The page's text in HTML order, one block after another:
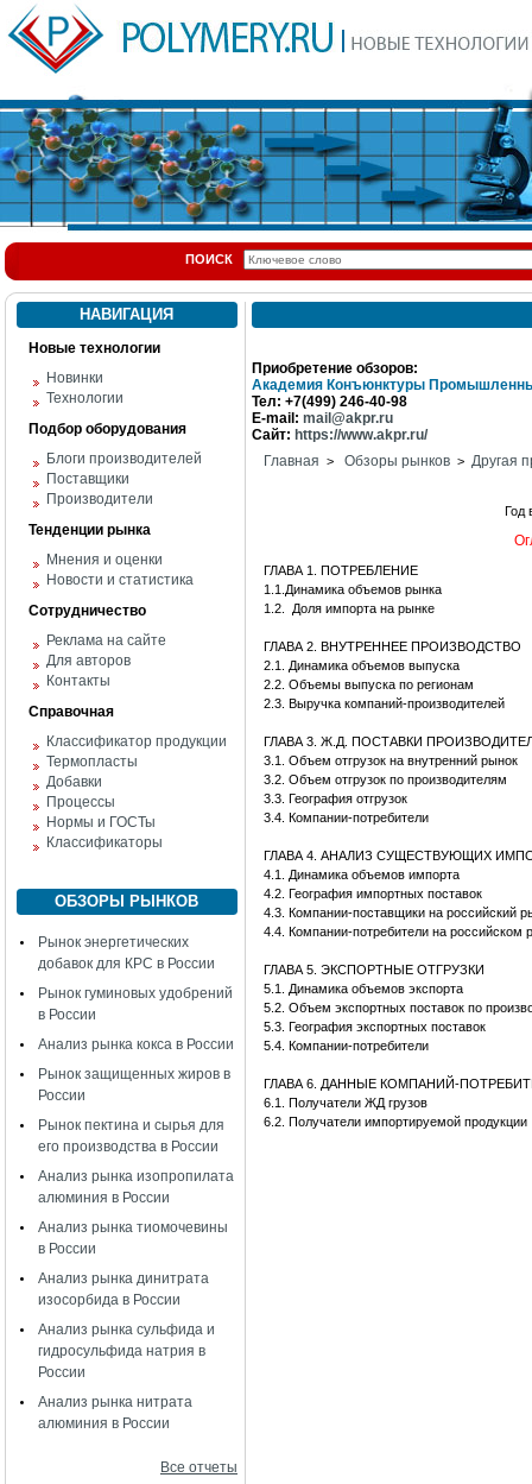
ПОИСК
НАВИГАЦИЯ
Новые технологии
Новинки
Технологии
Подбор оборудования
Блоги производителей
Поставщики
Производители
Тенденции рынка
Мнения и оценки
Новости и статистика
Сотрудничество
Реклама на сайте
Для авторов
Контакты
Справочная
Классификатор продукции
Термопласты
Добавки
Процессы
Нормы и ГОСТы
Классификаторы
ОБЗОРЫ РЫНКОВ
Рынок энергетических
добавок для КРС в России
Рынок гуминовых удобрений
в России
Анализ рынка кокса в России
Рынок защищенных жиров в
России
Рынок пектина и сырья для
его производства в России
Анализ рынка изопропилата
алюминия в России
Анализ рынка тиомочевины
в России
Анализ рынка динитрата
изосорбида в России
Анализ рынка сульфида и
гидросульфида натрия в
России
Анализ рынка нитрата
алюминия в России
Все отчеты
Приобретение обзоров:
Академия Конъюнктуры
Тел: +7(499) 246-40-98
E-mail: mail@akpr.ru
Сайт: https://www.akpr.ru/
Главная > Обзоры рынков > Другая
Год
ГЛАВА 1. ПОТРЕБЛЕНИЕ
1.1.Динамика объемов рынка
1.2.
Доля импорта на рынке
ГЛАВА 2. ВНУТРЕННЕЕ ПРОИЗВОДСТВО
2.1. Динамика объемов выпуска
2.2. Объемы выпуска по регионам
2.3. Выручка компаний-производителей
ГЛАВА 3. Ж.Д. ПОСТАВКИ
3.1. Объем отгрузок на внутренний рынок
3.2. Объем отгрузок по производителям
3.3. География отгрузок
3.4. Компании-потребители
ГЛАВА 4. АНАЛИЗ СУЩЕСТВУЮЩИХ
4.1. Динамика объемов импорта
4.2. География импортных поставок
4.3. Компании-поставщики на российский
4.4. Компании-потребители на российском
ГЛАВА 5. ЭКСПОРТНЫЕ ОТГРУЗКИ
5.1. Динамика объемов экспорта
5.2. Объем экспортных поставок по
5.3. География экспортных поставок
5.4. Компании-потребители
ГЛАВА 6. ДАННЫЕ КОМПАНИЙ-
6.1. Получатели ЖД грузов
6.2. Получатели импортируемой продукции